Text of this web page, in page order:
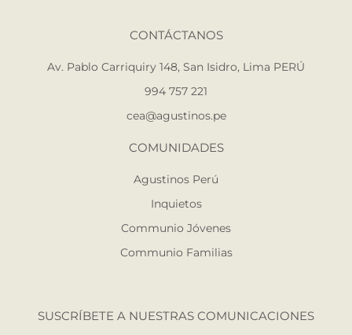
CONTÁCTANOS
Av. Pablo Carriquiry 148, San Isidro, Lima PERÚ
994 757 221
cea@agustinos.pe
COMUNIDADES
Agustinos Perú
Inquietos
Communio Jóvenes
Communio Familias
SUSCRÍBETE A NUESTRAS COMUNICACIONES